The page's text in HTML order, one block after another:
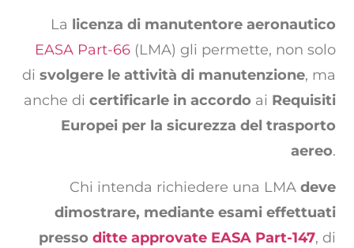
La licenza di manutentore aeronautico
EASA Part-66 (LMA) gli permette, non solo
di svolgere le attività di manutenzione, ma
anche di certificarle in accordo ai Requisiti
Europei per la sicurezza del trasporto
aereo.
Chi intenda richiedere una LMA deve
dimostrare, mediante esami effettuati
presso ditte approvate EASA Part-147, di